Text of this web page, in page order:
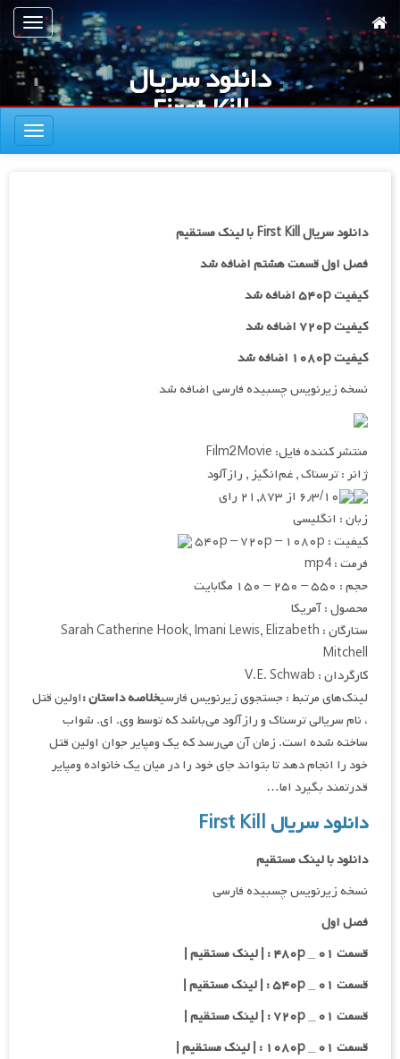
به
محتوای
اصلی
ناوبری
دانلود سریال
First Kill
ناوبری
دانلود سریال First Kill با لینک مستقیم
فصل اول قسمت هشتم اضافه شد
کیفیت ۵۴۰p اضافه شد
کیفیت ۷۲۰p
اضافه شد
کیفیت ۱۰۸۰p اضافه شد
نسخه زیرنویس چسبیده فارسی اضافه شد
منتشر کننده فایل: Film2Movie
ژانر : ترسناک , غم‌انگیز , رازآلود
۶٫۳/۱۰ از ۲۱,۸۷۳ رای
زبان : انگلیسی
کیفیت : ۵۴۰p – ۷۲۰p – ۱۰۸۰p
فرمت : mp4
حجم : ۵۵۰ – ۲۵۰ – ۱۵۰ مگابایت
محصول : آمریکا
ستارگان : Sarah Catherine Hook, Imani Lewis, Elizabeth
Mitchell
کارگردان : V.E. Schwab
لینک‌های مرتبط : جستجوی زیرنویس فارسیخلاصه داستان :اولین قتل
، نام سریالی ترسناک و رازآلود می‌باشد که توسط وی. ای. شواب
ساخته شده است. زمان آن می‌رسد که یک ومپایر جوان اولین قتل
خود را انجام دهد تا بتواند جای خود را در میان یک خانواده ومپایر
قدرتمند بگیرد اما…
دانلود سریال First Kill
دانلود با لینک مستقیم
نسخه زیرنویس چسبیده فارسی
فصل اول
قسمت ۰۱ _ ۴۸۰p : | لینک مستقیم |
قسمت ۰۱ _ ۵۴۰p : | لینک مستقیم |
قسمت ۰۱ _ ۷۲۰p : | لینک مستقیم |
قسمت ۰۱ _ ۱۰۸۰p : | لینک مستقیم |